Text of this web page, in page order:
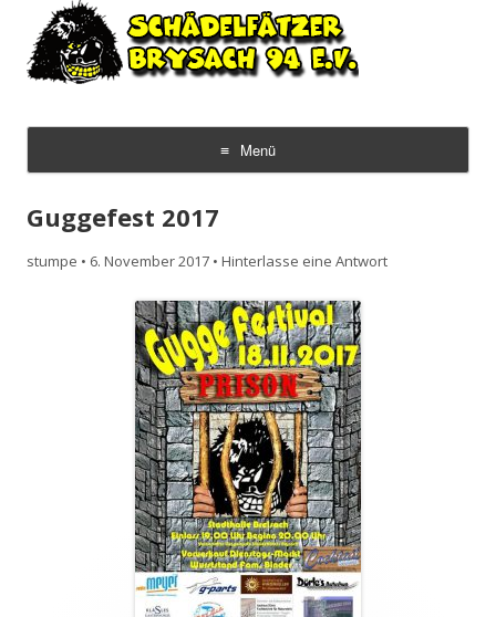
1994 e.V. –
Menü
Zum
springen
Guggefest 2017
stumpe • 6. November 2017 • Hinterlasse eine Antwort